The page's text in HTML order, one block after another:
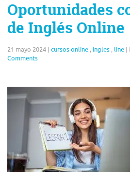
Oportunidades
de Inglés Online
21 mayo 2024 | cursos online , ingles , line |
Comments